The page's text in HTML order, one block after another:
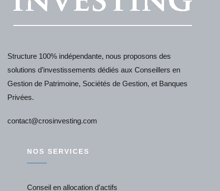
Structure 100% indépendante, nous proposons des
solutions d’investissements dédiés aux Conseillers en
Gestion de Patrimoine, Sociétés de Gestion, et Banques
Privées.
contact@crosinvesting.com
NOS SERVICES
Conseil en allocation d'actifs